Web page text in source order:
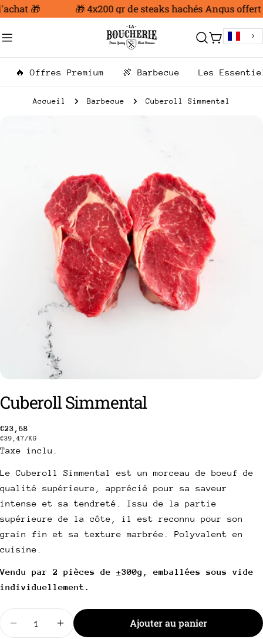
Aller
contenu
🎁 🎁 4x200 gr de steaks hachés Angus offert
Chariot
🔥 Offres Premium 🍖 Barbecue Les
Accueil Barbecue Cuberoll Simmental
le média 0 en mode modal
Cuberoll Simmental
Prix
habituel
€23,68
PRIX
UNITAIRE
€39,47/PAR
KG
Taxe inclu.
Le Cuberoll Simmental est un morceau de boeuf de
qualité supérieure, apprécié pour sa saveur
intense et sa tendreté. Issu de la partie
supérieure de la côte, il est reconnu pour son
grain fin et sa texture marbrée. Polyvalent en
cuisine.
Vendu par 2 pièces de ±300g, emballées sous vide
individuellement.
Diminuer la quantité pour Cuberoll Simmental
Augmenter la quantité pour Cuberoll
Ajouter au panier
Partager ce produit
Partager
sur
PartagerÉpingler
nom
message
Les champs marqués * sont obligatoires.